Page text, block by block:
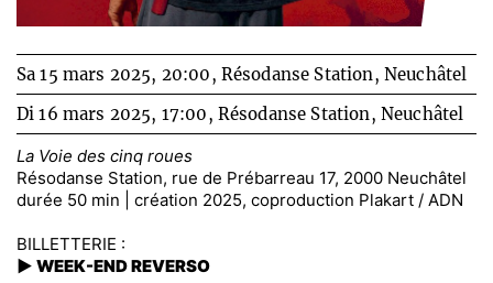
Sa 15 mars 2025, 20:00, Résodanse Station, Neuchâtel
Di 16 mars 2025, 17:00, Résodanse Station, Neuchâtel
La Voie des cinq roues
Résodanse Station, rue de Prébarreau 17, 2000 Neuchâtel
durée 50 min | création 2025, coproduction Plakart / ADN
BILLETTERIE :
► WEEK-END REVERSO